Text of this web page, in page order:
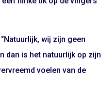
wij zijn geen
dan is het natuurlijk op zijn
voelen van de